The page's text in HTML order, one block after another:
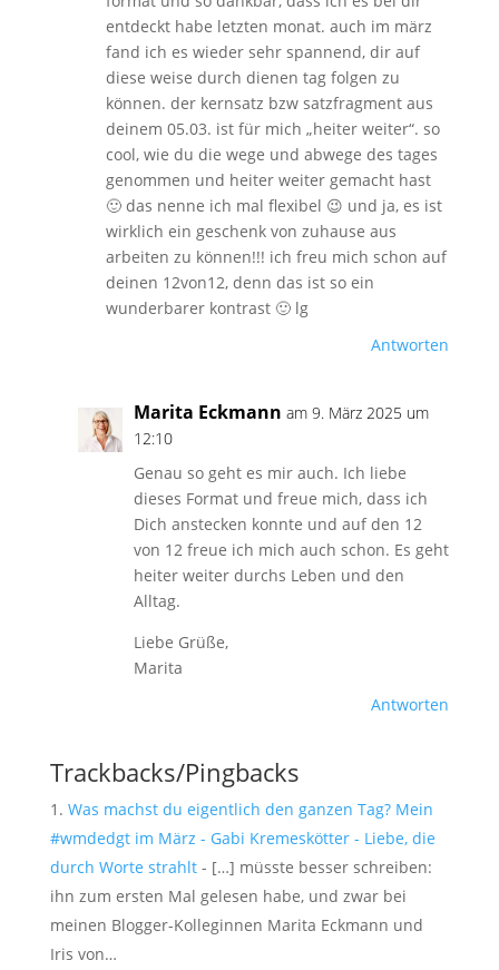
entdeckt habe letzten monat. auch im märz
fand ich es wieder sehr spannend, dir auf
diese weise durch dienen tag folgen zu
können. der kernsatz bzw satzfragment aus
deinem 05.03. ist für mich „heiter weiter“. so
cool, wie du die wege und abwege des tages
genommen und heiter weiter gemacht hast
🙂 das nenne ich mal flexibel 😉 und ja, es ist
wirklich ein geschenk von zuhause aus
arbeiten zu können!!! ich freu mich schon auf
deinen 12von12, denn das ist so ein
wunderbarer kontrast 🙂 lg
Antworten
Marita Eckmann am 9. März 2025 um
12:10
Genau so geht es mir auch. Ich liebe
dieses Format und freue mich, dass ich
Dich anstecken konnte und auf den 12
von 12 freue ich mich auch schon. Es geht
heiter weiter durchs Leben und den
Alltag.
Liebe Grüße,
Marita
Antworten
Trackbacks/Pingbacks
Was machst du eigentlich den ganzen Tag? Mein
#wmdedgt im März - Gabi Kremeskötter - Liebe, die
durch Worte strahlt- […] müsste besser schreiben:
ihn zum ersten Mal gelesen habe, und zwar bei
meinen Blogger-Kolleginnen Marita Eckmann und
Iris von…